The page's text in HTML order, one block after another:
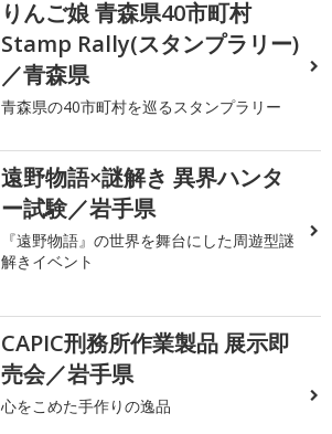
りんご娘 青森県40市町村
Stamp Rally(スタンプラリー)
／青森県
青森県の40市町村を巡るスタンプラリー
遠野物語×謎解き 異界ハンタ
ー試験／岩手県
『遠野物語』の世界を舞台にした周遊型謎
解きイベント
CAPIC刑務所作業製品 展示即
売会／岩手県
心をこめた手作りの逸品